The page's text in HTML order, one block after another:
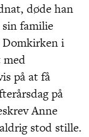
døde han
familie
i
med
på at få
på
Anne
stod stille.